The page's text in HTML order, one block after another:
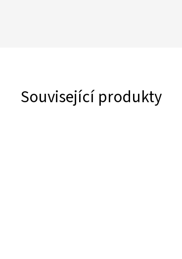
Související produkty